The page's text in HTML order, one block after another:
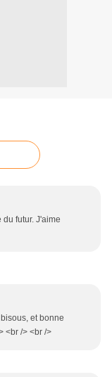
futur. J'aime
et bonne
<br /> <br />